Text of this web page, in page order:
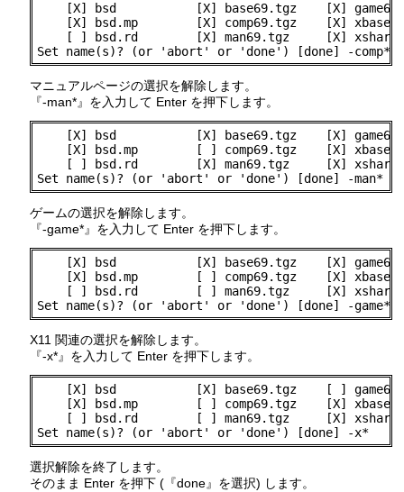
[X] bsd           [X] base69.tgz    [X]
[X] bsd.mp        [X] comp69.tgz    [X]
[ ] bsd.rd        [X] man69.tgz     [X]
Set name(s)? (or 'abort' or 'done') [done] -comp*
マニュアルページの選択を解除します。
『-man*』を入力して Enter を押下します。
[X] bsd           [X] base69.tgz    [X]
[X] bsd.mp        [ ] comp69.tgz    [X]
[ ] bsd.rd        [X] man69.tgz     [X]
Set name(s)? (or 'abort' or 'done') [done] -man*
ゲームの選択を解除します。
『-game*』を入力して Enter を押下します。
[X] bsd           [X] base69.tgz    [X]
[X] bsd.mp        [ ] comp69.tgz    [X]
[ ] bsd.rd        [ ] man69.tgz     [X]
Set name(s)? (or 'abort' or 'done') [done] -game*
X11 関連の選択を解除します。
『-x*』を入力して Enter を押下します。
[X] bsd           [X] base69.tgz    [ ]
[X] bsd.mp        [ ] comp69.tgz    [X]
[ ] bsd.rd        [ ] man69.tgz     [X]
Set name(s)? (or 'abort' or 'done') [done] -x*
選択解除を終了します。
そのまま Enter を押下 (『done』を選択) します。